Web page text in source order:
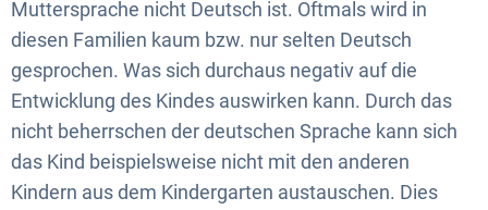
Muttersprache nicht Deutsch ist. Oftmals wird in
diesen Familien kaum bzw. nur selten Deutsch
gesprochen. Was sich durchaus negativ auf die
Entwicklung des Kindes auswirken kann. Durch das
nicht beherrschen der deutschen Sprache kann sich
das Kind beispielsweise nicht mit den anderen
Kindern aus dem Kindergarten austauschen. Dies